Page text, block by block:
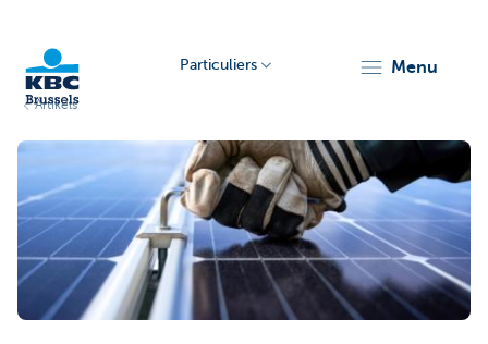
Brussels
Particuliers menu
Artikels